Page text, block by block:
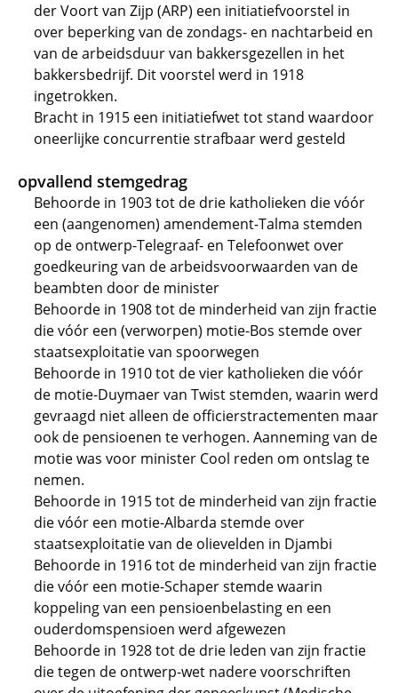
der Voort van Zijp (ARP) een initiatiefvoorstel in
over beperking van de zondags- en nachtarbeid en
van de arbeidsduur van bakkersgezellen in het
bakkersbedrijf. Dit voorstel werd in 1918
ingetrokken.
Bracht in 1915 een initiatiefwet tot stand waardoor
oneerlijke concurrentie strafbaar werd gesteld
opvallend stemgedrag
Behoorde in 1903 tot de drie katholieken die vóór
een (aangenomen) amendement-Talma stemden
op de ontwerp-Telegraaf- en Telefoonwet over
goedkeuring van de arbeidsvoorwaarden van de
beambten door de minister
Behoorde in 1908 tot de minderheid van zijn fractie
die vóór een (verworpen) motie-Bos stemde over
staatsexploitatie van spoorwegen
Behoorde in 1910 tot de vier katholieken die vóór
de motie-Duymaer van Twist stemden, waarin werd
gevraagd niet alleen de officierstractementen maar
ook de pensioenen te verhogen. Aanneming van de
motie was voor minister Cool reden om ontslag te
nemen.
Behoorde in 1915 tot de minderheid van zijn fractie
die vóór een motie-Albarda stemde over
staatsexploitatie van de olievelden in Djambi
Behoorde in 1916 tot de minderheid van zijn fractie
die vóór een motie-Schaper stemde waarin
koppeling van een pensioenbelasting en een
ouderdomspensioen werd afgewezen
Behoorde in 1928 tot de drie leden van zijn fractie
die tegen de ontwerp-wet nadere voorschriften